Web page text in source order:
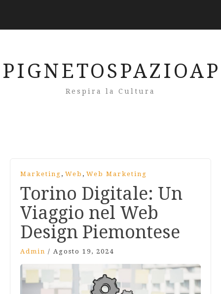
Respira la Cultura
Marketing , Web , Web Marketing
Torino Digitale: Un
Viaggio nel Web
Design Piemontese
Admin / Agosto 19, 2024